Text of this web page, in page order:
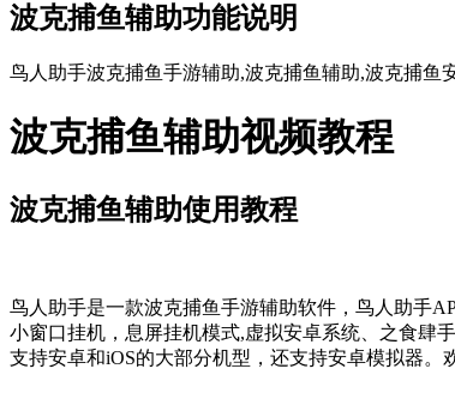
波克捕鱼辅助功能说明
鸟人助手波克捕鱼手游辅助,波克捕鱼辅助,波克捕鱼
波克捕鱼辅助视频教程
波克捕鱼辅助使用教程
鸟人助手是一款波克捕鱼手游辅助软件，鸟人助手
小窗口挂机，息屏挂机模式,虚拟安卓系统、之食肆
支持安卓和iOS的大部分机型，还支持安卓模拟器。